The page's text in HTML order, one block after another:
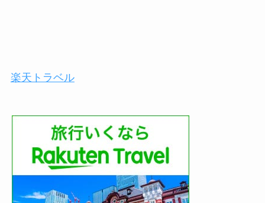
楽天トラベル